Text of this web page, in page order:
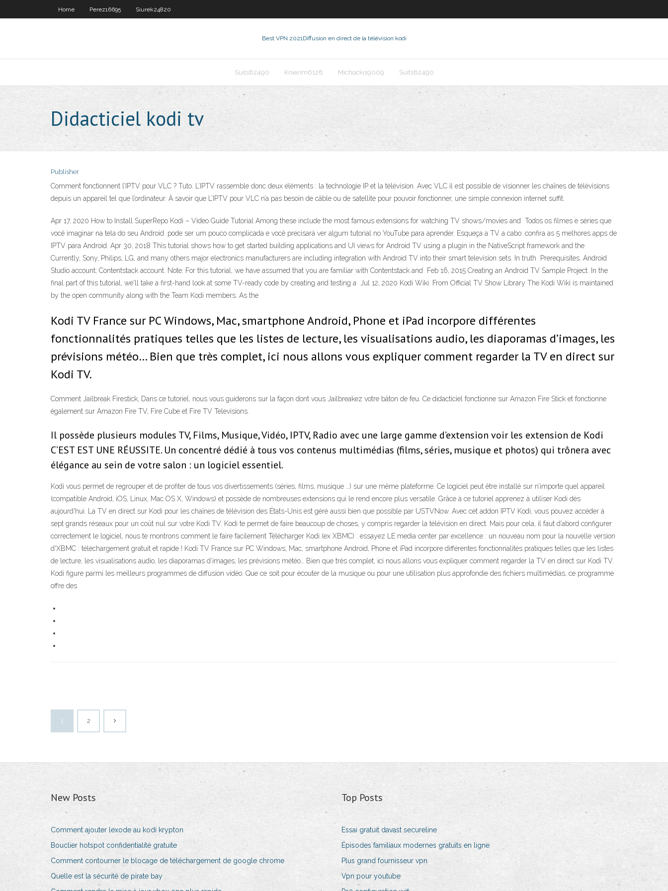
Home Perez16695 Siurek24820
Best VPN 2021Diffusion en direct de la télévision kodi
Suits82490 Knierim6128 Michocki19009 Suits82490
Didacticiel kodi tv
Publisher
Comment fonctionnent l’IPTV pour VLC ? Tuto. L’IPTV rassemble donc deux éléments : la technologie IP et la télévision. Avec VLC il est possible de visionner les chaînes de télévisions
depuis un appareil tel que l’ordinateur. À savoir que L’IPTV pour VLC n’a pas besoin de câble ou de satellite pour pouvoir fonctionner, une simple connexion internet suffit.
Apr 17, 2020 How to Install SuperRepo Kodi – Video Guide Tutorial Among these include the most famous extensions for watching TV shows/movies and Todos os filmes e séries que
você imaginar na tela do seu Android. pode ser um pouco complicada e você precisará ver algum tutorial no YouTube para aprender. Esqueça a TV a cabo: confira as 5 melhores apps de
IPTV para Android. Apr 30, 2018 This tutorial shows how to get started building applications and UI views for Android TV using a plugin in the NativeScript framework and the
Currently, Sony, Philips, LG, and many others major electronics manufacturers are including integration with Android TV into their smart television sets. In truth Prerequisites. Android
Studio account; Contentstack account. Note: For this tutorial, we have assumed that you are familiar with Contentstack and Feb 16, 2015 Creating an Android TV Sample Project. In the
final part of this tutorial, we'll take a first-hand look at some TV-ready code by creating and testing a Jul 12, 2020 Kodi Wiki. From Official TV Show Library The Kodi Wiki is maintained
by the open community along with the Team Kodi members. As the
Kodi TV France sur PC Windows, Mac, smartphone Android, Phone et iPad incorpore différentes
fonctionnalités pratiques telles que les listes de lecture, les visualisations audio, les diaporamas d’images, les
prévisions météo… Bien que très complet, ici nous allons vous expliquer comment regarder la TV en direct sur
Kodi TV.
Comment Jailbreak Firestick, Dans ce tutoriel, nous vous guiderons sur la façon dont vous Jailbreakez votre bâton de feu. Ce didacticiel fonctionne sur Amazon Fire Stick et fonctionne
également sur Amazon Fire TV, Fire Cube et Fire TV Televisions.
Il possède plusieurs modules TV, Films, Musique, Vidéo, IPTV, Radio avec une large gamme d’extension voir les extension de Kodi
C’EST EST UNE RÉUSSITE. Un concentré dédié à tous vos contenus multimédias (films, séries, musique et photos) qui trônera avec
élégance au sein de votre salon : un logiciel essentiel.
Kodi vous permet de regrouper et de profiter de tous vos divertissements (séries, films, musique …) sur une même plateforme. Ce logiciel peut être installé sur n’importe quel appareil
(compatible Android, iOS, Linux, Mac OS X, Windows) et possède de nombreuses extensions qui le rend encore plus versatile. Grâce à ce tutoriel apprenez à utiliser Kodi dès
aujourd'hui. La TV en direct sur Kodi pour les chaînes de télévision des États-Unis est géré aussi bien que possible par USTVNow. Avec cet addon IPTV Kodi, vous pouvez accéder à
sept grands réseaux pour un coût nul sur votre Kodi TV. Kodi te permet de faire beaucoup de choses, y compris regarder la télévision en direct. Mais pour cela, il faut d’abord configurer
correctement le logiciel, nous te montrons comment le faire facilement Télécharger Kodi (ex XBMC) : essayez LE media center par excellence : un nouveau nom pour la nouvelle version
d'XBMC : téléchargement gratuit et rapide ! Kodi TV France sur PC Windows, Mac, smartphone Android, Phone et iPad incorpore différentes fonctionnalités pratiques telles que les listes
de lecture, les visualisations audio, les diaporamas d’images, les prévisions météo… Bien que très complet, ici nous allons vous expliquer comment regarder la TV en direct sur Kodi TV.
Kodi figure parmi les meilleurs programmes de diffusion vidéo. Que ce soit pour écouter de la musique ou pour une utilisation plus approfondie des fichiers multimédias, ce programme
offre des
1 2
New Posts
Comment ajouter lexode au kodi krypton
Bouclier hotspot confidentialité gratuite
Comment contourner le blocage de téléchargement de google chrome
Quelle est la sécurité de pirate bay
Top Posts
Essai gratuit davast secureline
Épisodes familiaux modernes gratuits en ligne
Plus grand fournisseur vpn
Vpn pour youtube